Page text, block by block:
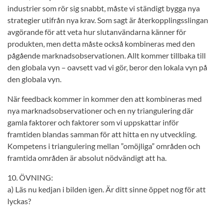
industrier som rör sig snabbt, måste vi ständigt bygga nya
strategier utifrån nya krav. Som sagt är återkopplingsslingan
avgörande för att veta hur slutanvändarna känner för
produkten, men detta måste också kombineras med den
pågående marknadsobservationen. Allt kommer tillbaka till
den globala vyn – oavsett vad vi gör, beror den lokala vyn på
den globala vyn.
När feedback kommer in kommer den att kombineras med
nya marknadsobservationer och en ny triangulering där
gamla faktorer och faktorer som vi uppskattar inför
framtiden blandas samman för att hitta en ny utveckling.
Kompetens i triangulering mellan ”omöjliga” områden och
framtida områden är absolut nödvändigt att ha.
10. ÖVNING:
a) Läs nu kedjan i bilden igen. Är ditt sinne öppet nog för att
lyckas?